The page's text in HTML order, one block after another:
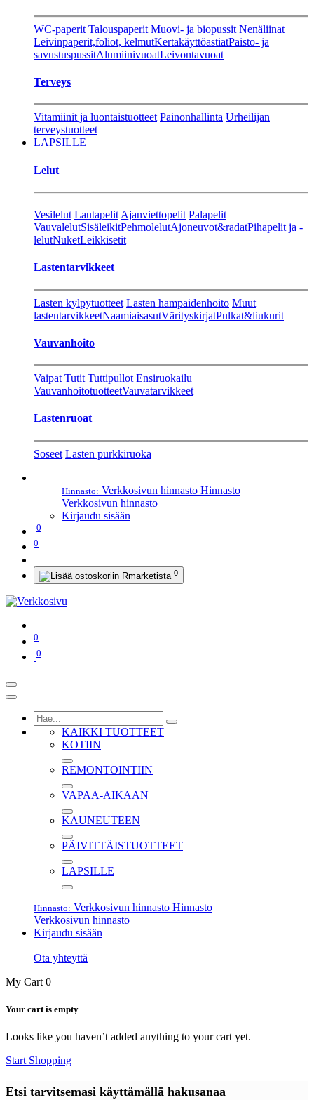
WC-paperit Talouspaperit Muovi- ja biopussit Nenäliinat
Leivinpaperit,foliot, kelmutKertakäyttöastiatPaisto- ja
savustuspussitAlumiinivuoatLeivontavuoat
Terveys
Vitamiinit ja luontaistuotteet Painonhallinta Urheilijan
terveystuotteet
LAPSILLE
Lelut
Vesilelut Lautapelit Ajanviettopelit Palapelit
VauvalelutSisäleikitPehmolelutAjoneuvot&radatPihapelit ja -
lelutNuketLeikkisetit
Lastentarvikkeet
Lasten kylpytuotteet Lasten hampaidenhoito Muut
lastentarvikkeetNaamiaisasutVärityskirjatPulkat&liukurit
Vauvanhoito
Vaipat Tutit Tuttipullot Ensiruokailu
VauvanhoitotuotteetVauvatarvikkeet
Lastenruoat
Soseet Lasten purkkiruoka
Hinnasto: Verkkosivun hinnasto Hinnasto
Verkkosivun hinnasto
Kirjaudu sisään
0
0
0
0
0
KAIKKI TUOTTEET
KOTIIN
REMONTOINTIIN
VAPAA-AIKAAN
KAUNEUTEEN
PÄIVITTÄISTUOTTEET
LAPSILLE
Hinnasto: Verkkosivun hinnasto Hinnasto
Verkkosivun hinnasto
Kirjaudu sisään
Ota yhteyttä
My Cart 0
Your cart is empty
Looks like you haven’t added anything to your cart yet.
Start Shopping
Etsi tarvitsemasi käyttämällä hakusanaa